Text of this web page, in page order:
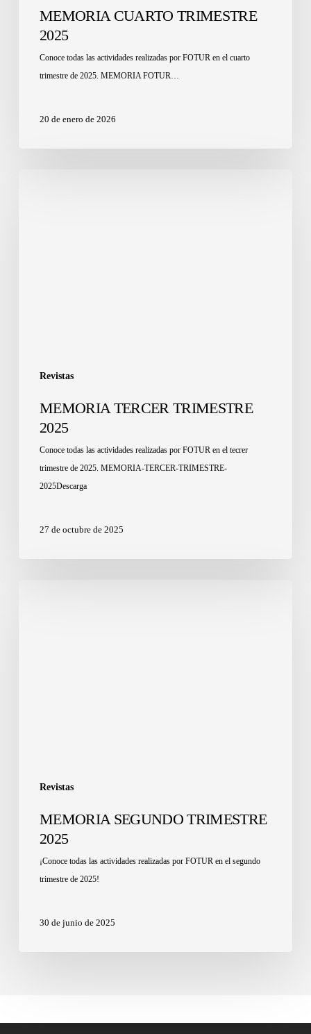
MEMORIA CUARTO TRIMESTRE
2025
Conoce todas las actividades realizadas por FOTUR en el cuarto
trimestre de 2025. MEMORIA FOTUR…
20 de enero de 2026
Revistas
MEMORIA TERCER TRIMESTRE
2025
Conoce todas las actividades realizadas por FOTUR en el tecrer
trimestre de 2025. MEMORIA-TERCER-TRIMESTRE-
2025Descarga
27 de octubre de 2025
Revistas
MEMORIA SEGUNDO TRIMESTRE
2025
¡Conoce todas las actividades realizadas por FOTUR en el segundo
trimestre de 2025!
30 de junio de 2025